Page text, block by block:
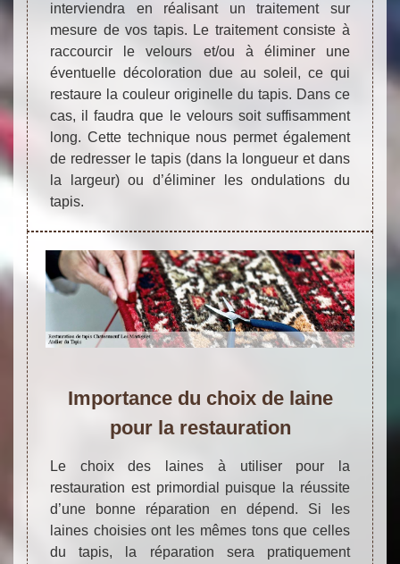
interviendra en réalisant un traitement sur
mesure de vos tapis. Le traitement consiste à
raccourcir le velours et/ou à éliminer une
éventuelle décoloration due au soleil, ce qui
restaure la couleur originelle du tapis. Dans ce
cas, il faudra que le velours soit suffisamment
long. Cette technique nous permet également
de redresser le tapis (dans la longueur et dans
la largeur) ou d’éliminer les ondulations du
tapis.
Importance du choix de laine
pour la restauration
Le choix des laines à utiliser pour la
restauration est primordial puisque la réussite
d’une bonne réparation en dépend. Si les
laines choisies ont les mêmes tons que celles
du tapis, la réparation sera pratiquement